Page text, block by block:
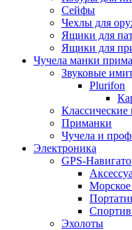
Сейфы
Чехлы для
Ящики для
Ящики для
Чучела манки
Звуковые
Plurifon
Классические
Приманки
Чучела и
Электроника
GPS-
Морское
Эхолоты